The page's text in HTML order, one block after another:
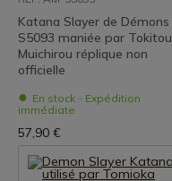
Katana Slayer de Démons
S5093 maniée par Tokitou
Muichirou réplique non
officielle
En stock - Expédition
immédiate
57,90 €